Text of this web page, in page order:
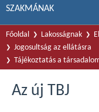
SZAKMÁNAK
Főoldal Lakosságnak
Jogosultság az ellátásra
Tájékoztatás a
Az új TBJ